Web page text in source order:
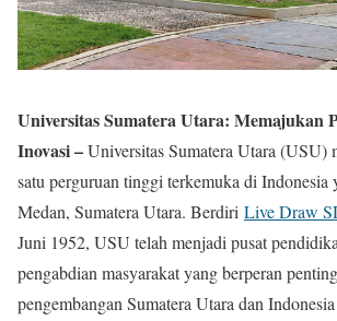
Universitas Sumatera Utara: Memajukan
Inovasi –Universitas Sumatera Utara (USU)
satu perguruan tinggi terkemuka di Indonesia
Medan, Sumatera Utara. Berdiri Live Draw
Juni 1952, USU telah menjadi pusat
pengabdian masyarakat yang berperan
pengembangan Sumatera Utara dan